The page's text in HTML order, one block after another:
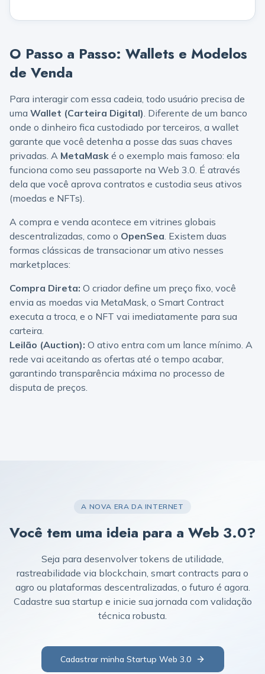
O Passo a Passo: Wallets e Modelos
de Venda
Para interagir com essa cadeia, todo usuário precisa de
uma Wallet (Carteira Digital). Diferente de um banco
onde o dinheiro fica custodiado por terceiros, a wallet
garante que você detenha a posse das suas chaves
privadas. A MetaMask é o exemplo mais famoso: ela
funciona como seu passaporte na Web 3.0. É através
dela que você aprova contratos e custodia seus ativos
(moedas e NFTs).
A compra e venda acontece em vitrines globais
descentralizadas, como o OpenSea. Existem duas
formas clássicas de transacionar um ativo nesses
marketplaces:
Compra Direta: O criador define um preço fixo, você
envia as moedas via MetaMask, o Smart Contract
executa a troca, e o NFT vai imediatamente para sua
carteira.
Leilão (Auction): O ativo entra com um lance mínimo. A
rede vai aceitando as ofertas até o tempo acabar,
garantindo transparência máxima no processo de
disputa de preços.
A NOVA ERA DA INTERNET
Você tem uma ideia para a Web 3.0?
Seja para desenvolver tokens de utilidade,
rastreabilidade via blockchain, smart contracts para o
agro ou plataformas descentralizadas, o futuro é agora.
Cadastre sua startup e inicie sua jornada com validação
técnica robusta.
Cadastrar minha Startup Web 3.0